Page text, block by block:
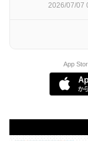
2026/07/07
App